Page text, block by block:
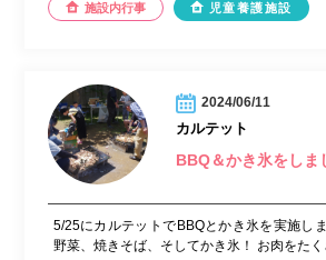
施設内行事 児童養護施設
2024/06/11
カルテット
BBQ＆かき氷をしま
5/25にカルテットでBBQとかき氷を実施し
野菜、焼きそば、そしてかき氷！ お肉をたく